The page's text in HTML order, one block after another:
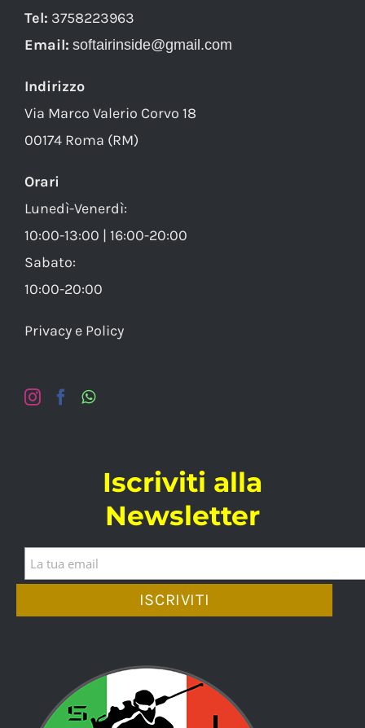
Tel: 3758223963
Email: softairinside@gmail.com
Indirizzo
Via Marco Valerio Corvo 18
00174 Roma (RM)
Orari
Lunedì-Venerdì:
10:00-13:00 | 16:00-20:00
Sabato:
10:00-20:00
Privacy e Policy
Iscriviti alla
Newsletter